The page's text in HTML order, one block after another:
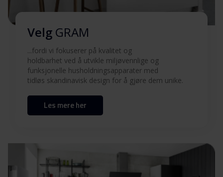
Velg GRAM
...fordi vi fokuserer på kvalitet og
holdbarhet ved å utvikle miljøvennlige og
funksjonelle husholdningsapparater med
tidløs skandinavisk design for å gjøre dem unike.
Les mere her